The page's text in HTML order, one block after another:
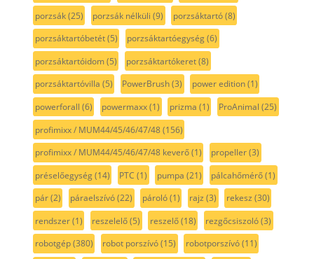
porzsák(25) porzsák nélküli (9) porzsáktartó(8)
porzsáktartóbetét(5) porzsáktartóegység(6)
porzsáktartóidom(5) porzsáktartókeret(8)
porzsáktartóvilla (5) PowerBrush(3) power edition(1)
powerforall (6) powermaxx(1) prizma (1) ProAnimal (25)
profimixx / MUM44/45/46/47/48(156)
profimixx / MUM44/45/46/47/48 keverő(1) propeller(3)
préselőegység(14) PTC (1) pumpa (21) pálcahőmérő(1)
pár(2) páraelszívó(22) pároló(1) rajz (3) rekesz (30)
rendszer(1) reszelelő(5) reszelő(18) rezgőcsiszoló(3)
robotgép(380) robot porszívó(15) robotporszívó(11)